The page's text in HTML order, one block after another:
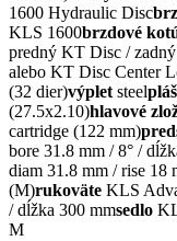
1600 Hydraulic Disc
KLS 1600brzdové
predný KT Disc /
alebo KT Disc Center
(32 dier)výplet steel
(27.5x2.10)hlavové
cartridge (122 mm)
bore 31.8 mm / 8° /
diam 31.8 mm / rise 18
(M)rukoväte KLS
/ dĺžka 300 mmsedlo
M